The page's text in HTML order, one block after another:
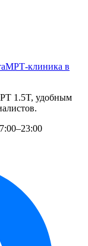
МРТ‑клиника в
1.5T, удобным